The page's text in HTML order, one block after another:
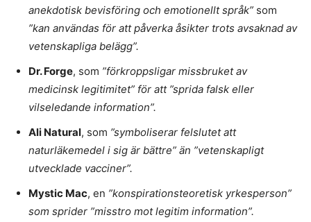
anekdotisk bevisföring och emotionellt språk” som
”kan användas för att påverka åsikter trots avsaknad av
vetenskapliga belägg”.
Dr. Forge, som ”förkroppsligar missbruket av
medicinsk legitimitet” för att ”sprida falsk eller
vilseledande information”.
Ali Natural, som ”symboliserar felslutet att
naturläkemedel i sig är bättre” än ”vetenskapligt
utvecklade vacciner”.
Mystic Mac, en ”konspirationsteoretisk yrkesperson”
som sprider ”misstro mot legitim information”.